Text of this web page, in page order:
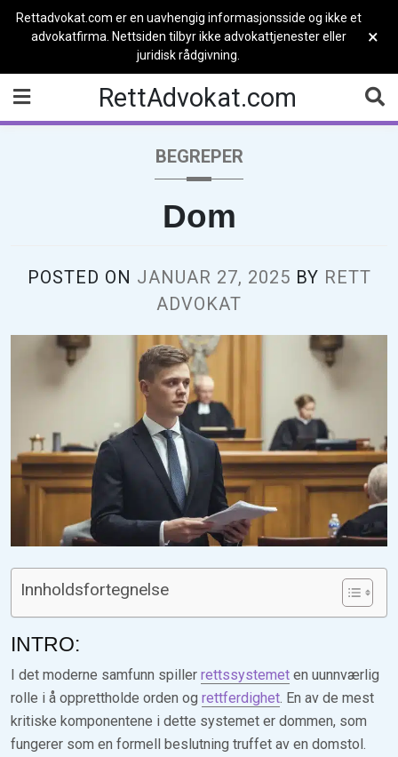
Rettadvokat.com er en uavhengig informasjonsside og ikke et
advokatfirma. Nettsiden tilbyr ikke advokattjenester eller
juridisk rådgivning.
×
content
RettAdvokat.com
BEGREPER
Dom
POSTED ON JANUAR 27, 2025 BY RETT
ADVOKAT
Innholdsfortegnelse
INTRO:
I det moderne samfunn spiller rettssystemet en uunnværlig
rolle i å opprettholde orden og rettferdighet. En av de mest
kritiske komponentene i dette systemet er dommen, som
fungerer som en formell beslutning truffet av en domstol.